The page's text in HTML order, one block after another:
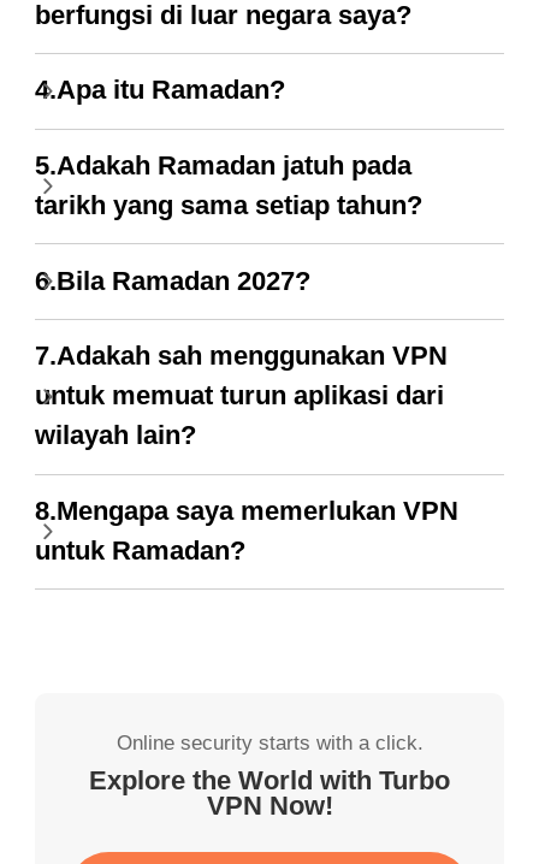
berfungsi di luar negara saya?
4.Apa itu Ramadan?
5.Adakah Ramadan jatuh pada
tarikh yang sama setiap tahun?
6.Bila Ramadan 2027?
7.Adakah sah menggunakan VPN
untuk memuat turun aplikasi dari
wilayah lain?
8.Mengapa saya memerlukan VPN
untuk Ramadan?
Online security starts with a click.
Explore the World with Turbo
VPN Now!